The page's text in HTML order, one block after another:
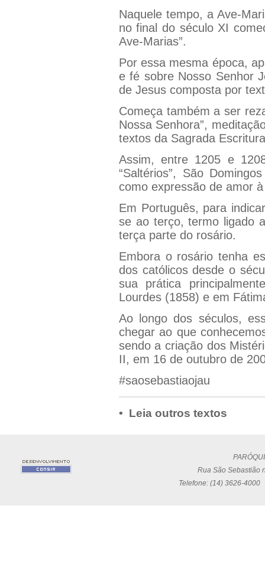
Naquele tempo, a Ave-
no final do século XI
Ave-Marias”.
Por essa mesma época,
e fé sobre Nosso Senhor
de Jesus composta por
Começa também a ser
Nossa Senhora”,
textos da Sagrada
Assim, entre 1205 e
“Saltérios”, São
como expressão de amor
Em Português, para
se ao terço, termo ligado
terça parte do rosário.
Embora o rosário tenha
dos católicos desde o
sua prática
Lourdes (1858) e em
Ao longo dos séculos,
chegar ao que
sendo a criação dos
II, em 16 de outubro de
#saosebastiaojau
• Leia outros textos
Rua São Sebastião
Telefone: (14) 3626-